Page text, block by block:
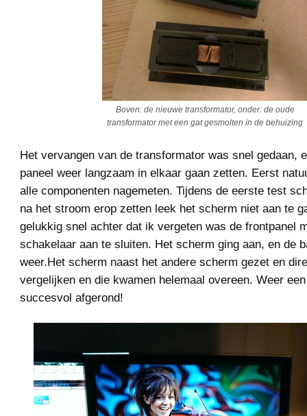
Boven: de nieuwe transformator, onder: de oude
transformator met een gat gesmolten in de behuizing
Het vervangen van de transformator was snel gedaan,
paneel weer langzaam in elkaar gaan zetten. Eerst
alle componenten nagemeten. Tijdens de eerste test
na het stroom erop zetten leek het scherm niet aan te
gelukkig snel achter dat ik vergeten was de frontpanel
schakelaar aan te sluiten. Het scherm ging aan, en de
weer.Het scherm naast het andere scherm gezet en
vergelijken en die kwamen helemaal overeen. Weer
succesvol afgerond!